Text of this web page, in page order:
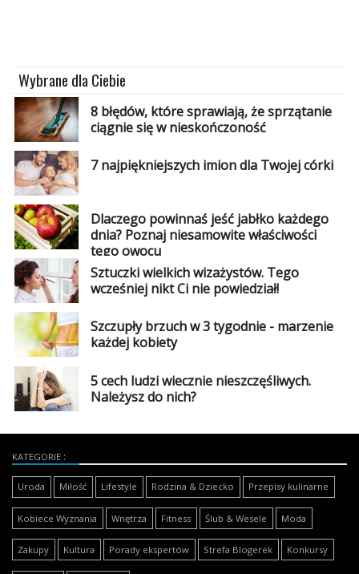
Wybrane dla Ciebie
8 błędów, które sprawiają, że sprzątanie
ciągnie się w nieskończoność
7 najpiękniejszych imion dla Twojej córki
Dlaczego powinnaś jeść jabłko każdego
dnia? Poznaj niesamowite właściwości
tego owocu
Sztuczki wielkich wizażystów. Tego
wcześniej nikt Ci nie powiedział!
Szczupły brzuch w 3 tygodnie - marzenie
każdej kobiety
5 cech ludzi wiecznie nieszczęśliwych.
Należysz do nich?
KATEGORIE
Uroda Miłość Lifestyle Rodzina & Dziecko Przepisy kulinarne
Kobiece Wyznania Wnętrza Fitness Ślub & Wesele Moda
Zakupy Kultura Porady ekspertów Strefa Blogerek Konkursy